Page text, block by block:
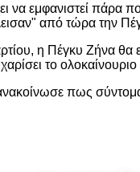
να εμφανιστεί πάρα
από τώρα την
η Πέγκυ Ζήνα θα
το
πως